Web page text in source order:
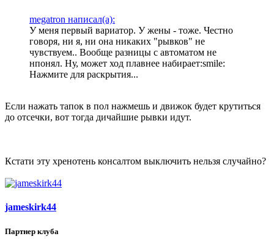
megatron написал(а):
У меня первый вариатор. У жены - тоже. Честно
говоря, ни я, ни она никаких "рывков" не
чувствуем.. Вообще разницы с автоматом не
нпонял. Ну, может ход плавнее набирает:smile:
Нажмите для раскрытия...
Если нажать тапок в пол нажмешь и движок будет крутиться
до отсечки, вот тогда дичайшие рывки идут.
Кстати эту хренотень консалтом выключить нельзя случайно?
jameskirk44
Партнер клуба